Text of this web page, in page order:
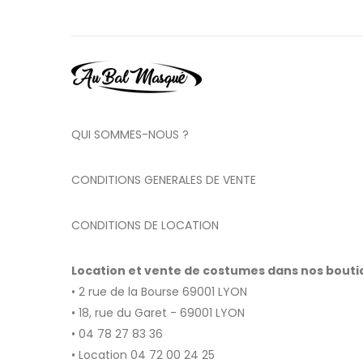
QUI SOMMES-NOUS ?
CONDITIONS GENERALES DE VENTE
CONDITIONS DE LOCATION
Location et vente de costumes dans nos
• 2 rue de la Bourse 69001 LYON
• 18, rue du Garet - 69001 LYON
• 04 78 27 83 36
• Location 04 72 00 24 25